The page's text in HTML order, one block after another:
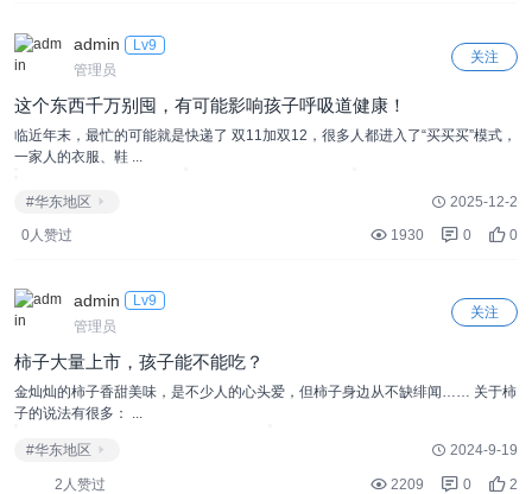
admin
Lv9
管理员
关注
这个东西千万别囤，有可能影响孩子呼吸道健康！
临近年末，最忙的可能就是快递了 双11加双12，很多人都进入了“买买买”模式，
一家人的衣服、鞋 ...
#华东地区
2025-12-2
0人赞过
1930 0 0
admin
Lv9
管理员
关注
柿子大量上市，孩子能不能吃？
金灿灿的柿子香甜美味，是不少人的心头爱，但柿子身边从不缺绯闻…… 关于柿
子的说法有很多： ...
#华东地区 2024-9-19
2人赞过 2209 0 2